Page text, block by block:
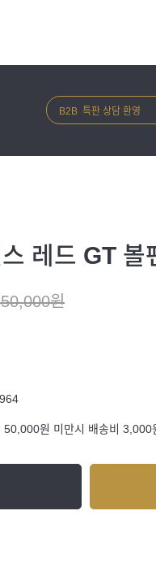
레드 GT 볼
원
50,000원 미만시 배송비 3,000